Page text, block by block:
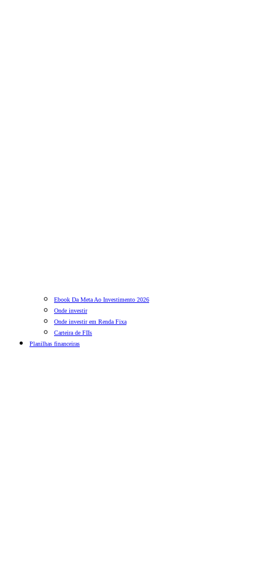
Ebook Da Meta Ao Investimento 2026
Onde investir
Onde investir em Renda Fixa
Carteira de FIIs
Planilhas financeiras